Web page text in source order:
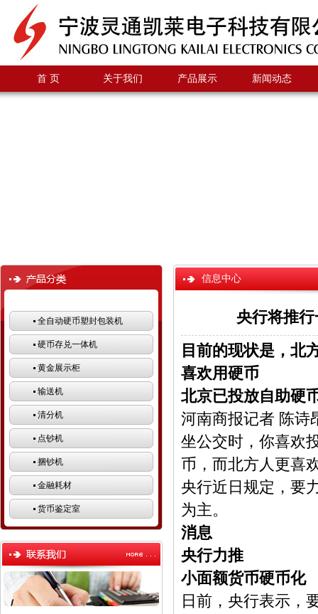
首 页 关于我们 产品展示 新闻动态
全自动硬币塑封包装机
硬币存兑一体机
黄金展示柜
输送机
清分机
点钞机
捆钞机
金融耗材
货币鉴定室
信息中心
央行将推
目前的现状是，北
喜欢用硬币
北京已投放自助硬
河南商报记者 陈诗
坐公交时，你喜欢
币，而北方人更喜
央行近日规定，要
为主。
消息
央行力推
小面额货币硬币化
日前，央行表示，